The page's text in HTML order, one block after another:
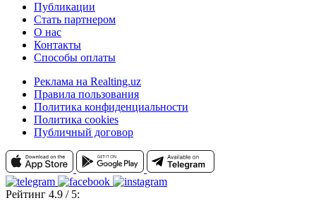
Публикации
Стать партнером
О нас
Контакты
Способы оплаты
Реклама на Realting.uz
Правила пользования
Политика конфиденциальности
Политика cookies
Публичный договор
Рейтинг 4.9 / 5: